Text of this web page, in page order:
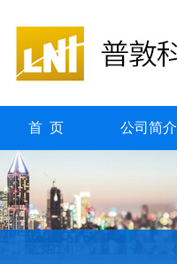
首 页 公司简介